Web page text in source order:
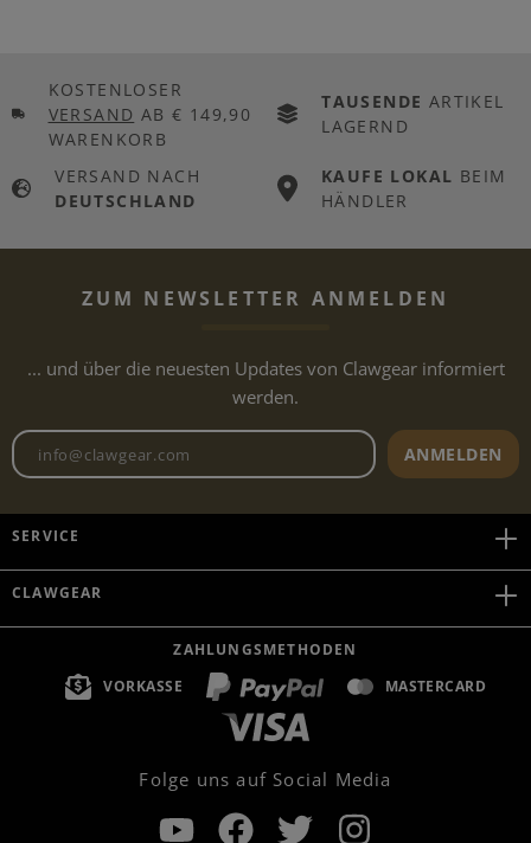
KOSTENLOSER
VERSAND AB € 149,90
WARENKORB
TAUSENDE ARTIKEL
LAGERND
VERSAND NACH
DEUTSCHLAND
KAUFE LOKAL BEIM
HÄNDLER
ZUM NEWSLETTER ANMELDEN
... und über die neuesten Updates von Clawgear informiert
werden.
Newsletter E-Mail-Adresse
ANMELDEN
SERVICE
CLAWGEAR
ZAHLUNGSMETHODEN
VORKASSE
MASTERCARD
Folge uns auf Social Media